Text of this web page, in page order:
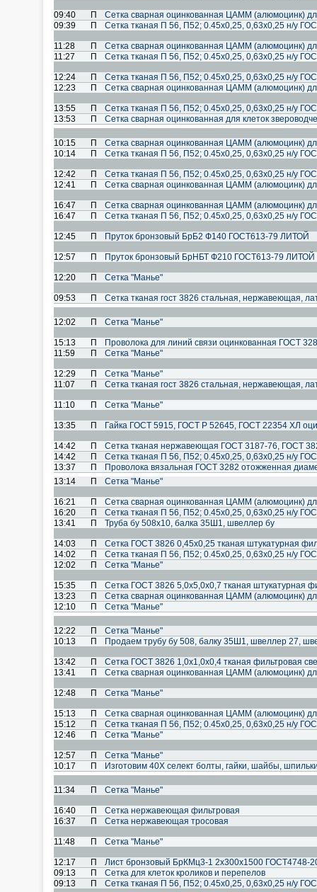
09:40 П
Сетка сварная оцинкованная ЦАММ (алюмоцинк)
09:39
П Сетка тканая П 56, П52; 0.45х0,25, 0,63х0,25 н/у
11:28 П
Сетка сварная оцинкованная ЦАММ (алюмоцинк)
11:27
П Сетка тканая П 56, П52; 0.45х0,25, 0,63х0,25 н/у
12:24 П
Сетка тканая П 56, П52; 0.45х0,25, 0,63х0,25 н/у
12:23
П Сетка сварная оцинкованная ЦАММ (алюмоцинк)
13:55 П
Сетка тканая П 56, П52; 0.45х0,25, 0,63х0,25 н/у
13:53
П Сетка сварная оцинкованная для клеток
10:15 П
Сетка сварная оцинкованная ЦАММ (алюмоцинк)
10:14
П Сетка тканая П 56, П52; 0.45х0,25, 0,63х0,25 н/у
12:42 П
Сетка тканая П 56, П52; 0.45х0,25, 0,63х0,25 н/у
12:41
П Сетка сварная оцинкованная ЦАММ (алюмоцинк)
16:47 П
Сетка сварная оцинкованная ЦАММ (алюмоцинк)
16:47
П Сетка тканая П 56, П52; 0.45х0,25, 0,63х0,25 н/у
12:45 П Пруток бронзовый БрБ2 Ф140 ГОСТ613-79 ЛИТОЙ
12:57 П Пруток бронзовый БрНБТ Ф210 ГОСТ613-79 ЛИТОЙ
12:20 П Сетка "Манье"
09:53 П Сетка тканая гост 3826 стальная, нержавеющая,
12:02 П Сетка "Манье"
15:13 П
Проволока для линий связи оцинкованная ГОСТ
11:59
П Сетка "Манье"
12:29 П
Сетка "Манье"
11:07
П Сетка тканая гост 3826 стальная, нержавеющая,
11:10 П Сетка "Манье"
13:35 П Гайка ГОСТ 5915, ГОСТ Р 52645, ГОСТ 22354 ХЛ
14:42 П
Сетка тканая нержавеющая ГОСТ 3187-76, ГОСТ
14:42
П
Сетка тканая П 56, П52; 0.45х0,25, 0,63х0,25 н/у
13:37
П
Проволока вязальная ГОСТ 3282 отожженная
13:14
П Сетка "Манье"
16:21 П
Сетка сварная оцинкованная ЦАММ (алюмоцинк)
16:20
П
Сетка тканая П 56, П52; 0.45х0,25, 0,63х0,25 н/у
13:41
П Труба бу 508x10, балка 35Ш1, швеллер бу
14:03 П
Сетка ГОСТ 3826 0,45х0,25 тканая штукатурная
14:02
П
Сетка тканая П 56, П52; 0.45х0,25, 0,63х0,25 н/у
12:02
П Сетка "Манье"
15:35 П
Сетка ГОСТ 3826 5,0х5,0х0,7 тканая штукатурная
13:23
П
Сетка сварная оцинкованная ЦАММ (алюмоцинк)
12:10
П Сетка "Манье"
12:22 П
Сетка "Манье"
10:13
П Продаем трубу бу 508, балку 35Ш1, швеллер 27,
13:42 П
Сетка ГОСТ 3826 1,0х1,0х0,4 тканая фильтровая
13:41
П Сетка сварная оцинкованная ЦАММ (алюмоцинк)
12:48 П Сетка "Манье"
15:13 П
Сетка сварная оцинкованная ЦАММ (алюмоцинк)
15:12
П
Сетка тканая П 56, П52; 0.45х0,25, 0,63х0,25 н/у
12:46
П Сетка "Манье"
12:57 П
Сетка "Манье"
10:17
П Изготовим 40Х селект болты, гайки, шайбы,
11:34 П Сетка "Манье"
16:40 П
Сетка нержавеющая фильтровая
16:37
П Сетка нержавеющая тросовая
11:48 П Сетка "Манье"
12:17 П
Лист бронзовый БрКМц3-1 2х300х1500 ГОСТ4748-
09:13
П
Сетка для клеток кроликов и перепелов
09:13
П Сетка тканая П 56, П52; 0.45х0,25, 0,63х0,25 н/у